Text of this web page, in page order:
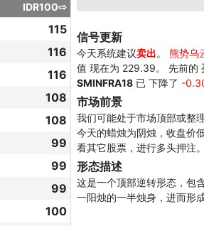
IDR100⇨
115
116
116
108
108
99
99
99
100
信号更新
今天系统建议卖出。 熊势乌
值 现在为 229.39。 先前的
SMINFRA18 已 下降了 -
市场前景
我们可能处于市场顶部或整
今天的蜡烛为阴烛，收盘价
看其它股票，进行多头押注。
形态描述
这是一个顶部逆转形态，包
一阳烛的一半烛身，进而形